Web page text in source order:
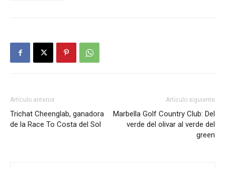
Artículo anterior
Trichat Cheenglab, ganadora
de la Race To Costa del Sol
Artículo siguiente
Marbella Golf Country Club: Del
verde del olivar al verde del
green